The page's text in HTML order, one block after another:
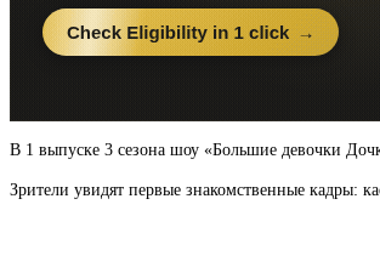
В 1 выпуске 3 сезона шоу «Большие девочки
Зрители увидят первые знакомственные кадры: